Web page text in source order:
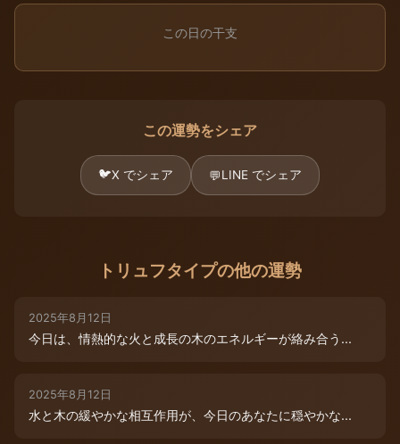
この日の干支
この運勢をシェア
🐦X でシェア 💬LINE でシェア
トリュフタイプの他の運勢
2025年8月12日
今日は、情熱的な火と成長の木のエネルギーが絡み合う...
2025年8月12日
水と木の緩やかな相互作用が、今日のあなたに穏やかな...